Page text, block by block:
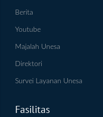
Berita
Youtube
Majalah Unesa
Direktori
Survei Layanan Unesa
Fasilitas